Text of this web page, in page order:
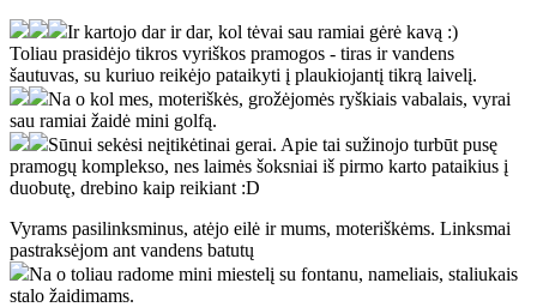
Ir kartojo dar ir dar, kol tėvai sau ramiai gėrė kavą :)
Toliau prasidėjo tikros vyriškos pramogos - tiras ir vandens
šautuvas, su kuriuo reikėjo pataikyti į plaukiojantį tikrą laivelį.
Na o kol mes, moteriškės, grožėjomės ryškiais vabalais, vyrai
sau ramiai žaidė mini golfą.
Sūnui sekėsi neįtikėtinai gerai. Apie tai sužinojo turbūt pusę
pramogų komplekso, nes laimės šoksniai iš pirmo karto pataikius į
duobutę, drebino kaip reikiant :D
Vyrams pasilinksminus, atėjo eilė ir mums, moteriškėms. Linksmai
pastraksėjom ant vandens batutų
Na o toliau radome mini miestelį su fontanu, nameliais, staliukais
stalo žaidimams.